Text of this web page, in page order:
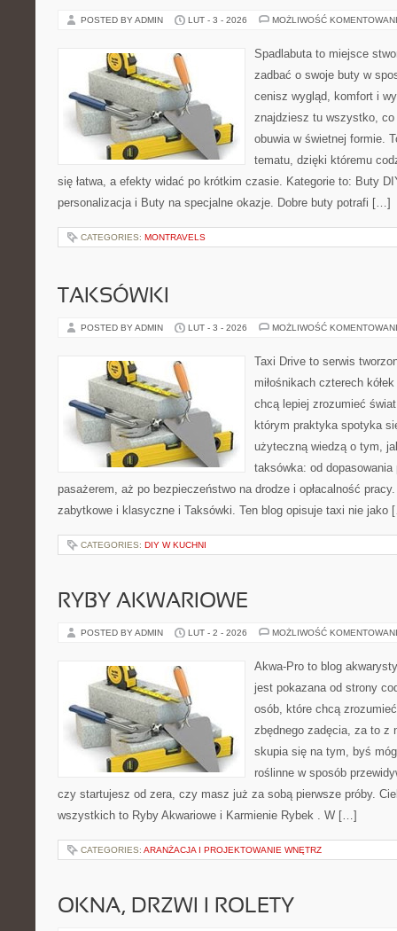
POSTED BY ADMIN LUT - 3 - 2026 MOŻLIWOŚĆ
Spadlabuta to miejsce
zadbać o swoje buty w
cenisz wygląd, komfort i
znajdziesz tu wszystko, co
obuwia w świetnej formie.
tematu, dzięki któremu
się łatwa, a efekty widać po krótkim czasie. Kategorie to: Buty
personalizacja i Buty na specjalne okazje. Dobre buty potrafi […]
CATEGORIES: MONTRAVELS
TAKSÓWKI
POSTED BY ADMIN LUT - 3 - 2026 MOŻLIWOŚĆ
Taxi Drive to serwis
miłośnikach czterech
chcą lepiej zrozumieć
którym praktyka spotyka
użyteczną wiedzą o tym,
taksówka: od
pasażerem, aż po bezpieczeństwo na drodze i opłacalność
zabytkowe i klasyczne i Taksówki. Ten blog opisuje taxi nie jako
CATEGORIES: DIY W KUCHNI
RYBY AKWARIOWE
POSTED BY ADMIN LUT - 2 - 2026 MOŻLIWOŚĆ
Akwa-Pro to blog
jest pokazana od strony
osób, które chcą
zbędnego zadęcia, za to z
skupia się na tym, byś
roślinne w sposób
czy startujesz od zera, czy masz już za sobą pierwsze próby.
wszystkich to Ryby Akwariowe i Karmienie Rybek . W […]
CATEGORIES: ARANŻACJA I PROJEKTOWANIE WNĘTRZ
OKNA, DRZWI I ROLETY